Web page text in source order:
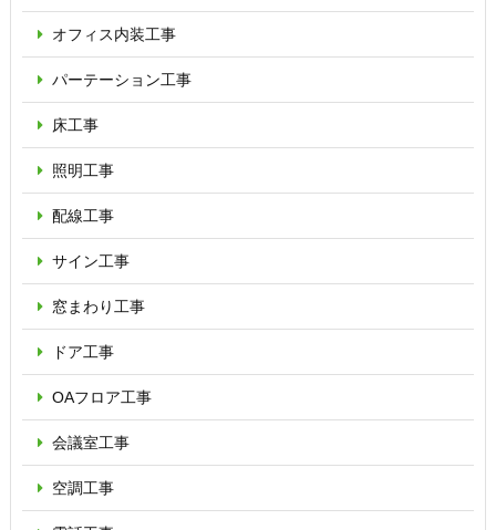
オフィス内装工事
パーテーション工事
床工事
照明工事
配線工事
サイン工事
窓まわり工事
ドア工事
OAフロア工事
会議室工事
空調工事